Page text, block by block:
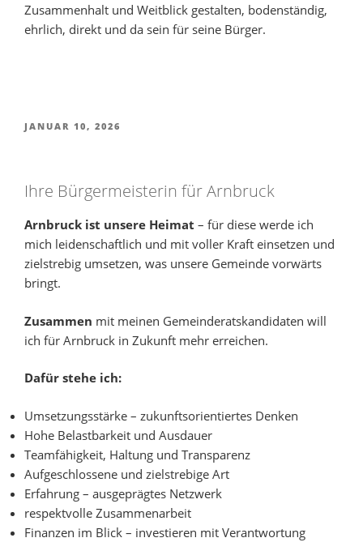
Zusammenhalt und Weitblick gestalten, bodenständig,
ehrlich, direkt und da sein für seine Bürger.
VERÖFFENTLICHT
JANUAR 10, 2026
Ihre Bürgermeisterin für Arnbruck
Arnbruck ist unsere Heimat – für diese werde ich
mich leidenschaftlich und mit voller Kraft einsetzen und
zielstrebig umsetzen, was unsere Gemeinde vorwärts
bringt.
Zusammen mit meinen Gemeinderatskandidaten will
ich für Arnbruck in Zukunft mehr erreichen.
Dafür stehe ich:
Umsetzungsstärke – zukunftsorientiertes Denken
Hohe Belastbarkeit und Ausdauer
Teamfähigkeit, Haltung und Transparenz
Aufgeschlossene und zielstrebige Art
Erfahrung – ausgeprägtes Netzwerk
respektvolle Zusammenarbeit
Finanzen im Blick – investieren mit Verantwortung